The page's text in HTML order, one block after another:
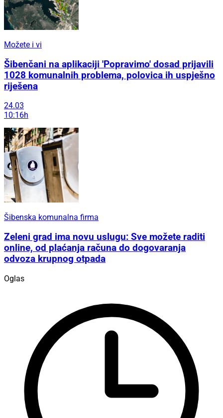
Možete i vi
Šibenčani na aplikaciji 'Popravimo' dosad prijavili
1028 komunalnih problema, polovica ih uspješno
riješena
24.03
10:16h
Šibenska komunalna firma
Zeleni grad ima novu uslugu: Sve možete raditi
online, od plaćanja računa do dogovaranja
odvoza krupnog otpada
Oglas